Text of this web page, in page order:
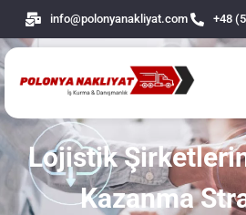
info@polonyanakliyat.com +48
Lojistik
Kazanma